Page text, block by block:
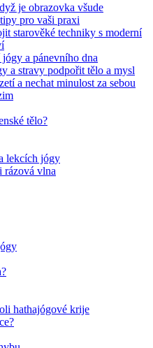
je obrazovka všude
pro vaši praxi
starověké techniky s moderní
a pánevního dna
a stravy podpořit tělo a mysl
a nechat minulost za sebou
tělo?
lekcích jógy
rázová vlna
hathajógové krije